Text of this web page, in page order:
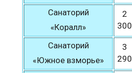
Санаторий
«Коралл»
2
300
Санаторий
«Южное взморье»
3
290